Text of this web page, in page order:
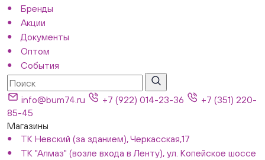
Бренды
Акции
Документы
Оптом
События
info@bum74.ru +7 (922) 014-23-36
+7 (351) 220-
85-45
Магазины
ТК Невский (за зданием), Черкасская,17
ТК "Алмаз" (возле входа в Ленту), ул. Копейское шоссе